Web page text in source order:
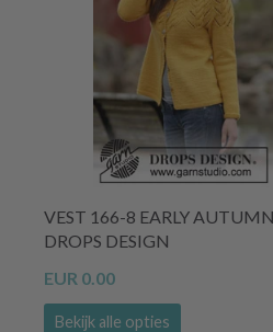
VEST 166-8 EARLY
DROPS DESIGN
EUR 0.00
Bekijk alle opties